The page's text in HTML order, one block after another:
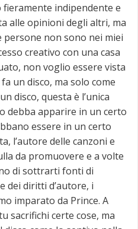
indipendente e
alle opinioni degli altri, ma
non sono nei miei
creativo con una casa
non voglio essere vista
un disco, ma solo come
disco, questa è l’unica
debba apparire in un certo
essere in un certo
l’autore delle canzoni e
da promuovere e a volte
di sottrarti fonti di
dei diritti d’autore, i
imparato da Prince. A
sacrifichi certe cose, ma